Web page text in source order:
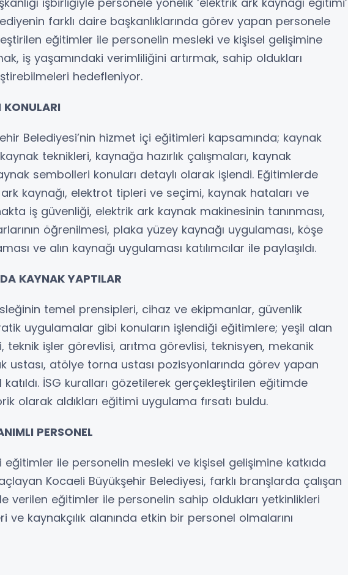
farklı daire başkanlıklarında görev yapan personele
eğitimler ile personelin mesleki ve kişisel gelişimine
iş yaşamındaki verimliliğini artırmak, sahip oldukları
hedefleniyor.
KONULARI
Belediyesi’nin hizmet içi eğitimleri kapsamında; kaynak
teknikleri, kaynağa hazırlık çalışmaları, kaynak
sembolleri konuları detaylı olarak işlendi. Eğitimlerde
kaynağı, elektrot tipleri ve seçimi, kaynak hataları ve
iş güvenliği, elektrik ark kaynak makinesinin tanınması,
öğrenilmesi, plaka yüzey kaynağı uygulaması, köşe
ve alın kaynağı uygulaması katılımcılar ile paylaşıldı.
KAYNAK YAPTILAR
temel prensipleri, cihaz ve ekipmanlar, güvenlik
uygulamalar gibi konuların işlendiği eğitimlere; yeşil alan
teknik işler görevlisi, arıtma görevlisi, teknisyen, mekanik
ustası, atölye torna ustası pozisyonlarında görev yapan
İSG kuralları gözetilerek gerçekleştirilen eğitimde
olarak aldıkları eğitimi uygulama fırsatı buldu.
PERSONEL
eğitimler ile personelin mesleki ve kişisel gelişimine katkıda
Kocaeli Büyükşehir Belediyesi, farklı branşlarda çalışan
verilen eğitimler ile personelin sahip oldukları yetkinlikleri
ve kaynakçılık alanında etkin bir personel olmalarını